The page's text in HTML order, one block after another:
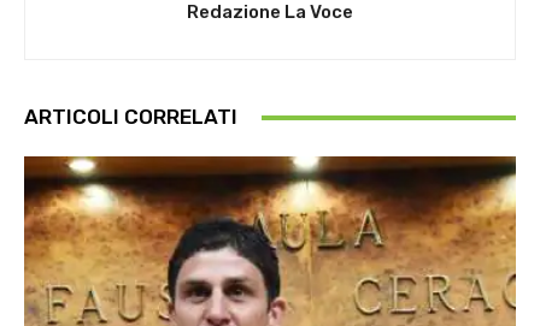
Redazione La Voce
ARTICOLI CORRELATI